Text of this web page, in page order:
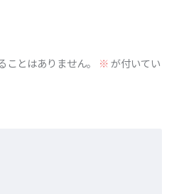
とはありません。 ※が付いてい